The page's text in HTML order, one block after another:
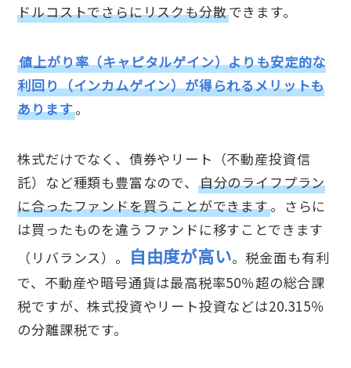
ドルコストでさらにリスクも分散できます。
値上がり率（キャピタルゲイン）よりも安定的な
利回り（インカムゲイン）が得られるメリットも
あります。
株式だけでなく、債券やリート（不動産投資信
託）など種類も豊富なので、 自分のライフプラン
に合ったファンドを買うことができます。さらに
は買ったものを違うファンドに移すことできます
（リバランス）。 自由度が高い。税金面も有利
で、不動産や暗号通貨は最高税率50％超の総合課
税ですが、株式投資やリート投資などは20.315％
の分離課税です。